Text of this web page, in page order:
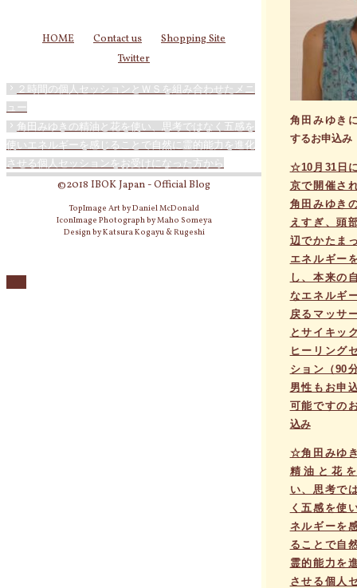
角田みゆき
するお申込み
☆10月31日
京で開催さ
角田みゆき
えすぎ、頭
辺でかたま
エネルギー
し、本来の
なエネルギ
戻るマッサ
とサイキッ
ヒーリング
ション（90
男性もお申
可能ですの
込み
☆角田みゆ
精油と花
い、思考で
く五感を使
ネルギーを
ることで自
霊的能力を
させる個人
HOME Contact us
Shopping Site
Twitter
２時間の個人セッションとＷＳを組み合わせたメニ
ュー
角田みゆきの精油と花を使い、思考ではなく五感を
使いエネルギーを感じることで自然に霊的能力を進化
させる個人セッションをお受けになった方から
©2018 IBOK Japan - Official Blog
TopImage Art by Daniel McDonald
IconImage Photograph by Maho Someya
Design by Katsura Kogayu & Rugeshi